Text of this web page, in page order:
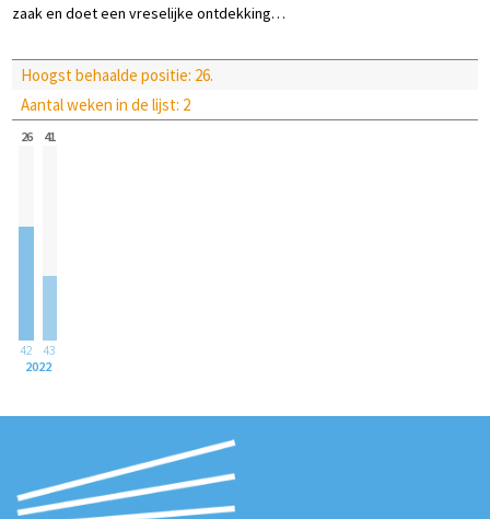
zaak en doet een vreselijke ontdekking…
Hoogst behaalde positie: 26.
Aantal weken in de lijst: 2
26
42
41
43
2022